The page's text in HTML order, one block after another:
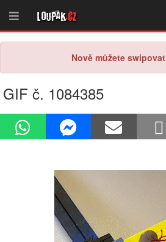
Loupak.cz
Nově můžete swipovat
GIF č. 1084385